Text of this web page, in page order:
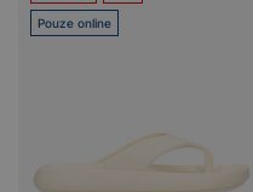
Pouze online